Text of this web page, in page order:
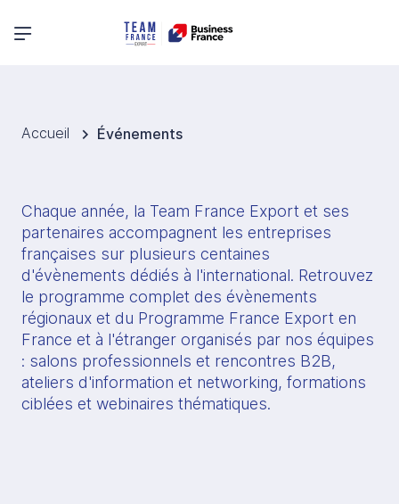
Menu principal
Accueil Événements
Chaque année, la Team France Export et ses
partenaires accompagnent les entreprises
françaises sur plusieurs centaines
d'évènements dédiés à l'international. Retrouvez
le programme complet des évènements
régionaux et du Programme France Export en
France et à l'étranger organisés par nos équipes
: salons professionnels et rencontres B2B,
ateliers d'information et networking, formations
ciblées et webinaires thématiques.